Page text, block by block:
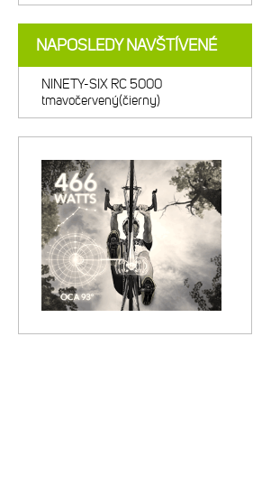
NAPOSLEDY NAVŠTÍVENÉ
NINETY-SIX RC 5000
tmavočervený(čierny)